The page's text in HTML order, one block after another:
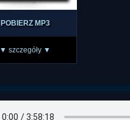
POBIERZ MP3
▼ szczegóły ▼